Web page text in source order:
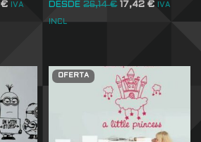
€ IVA DESDE 26,14€ 17,42€ IVA
INCL
OFERTA